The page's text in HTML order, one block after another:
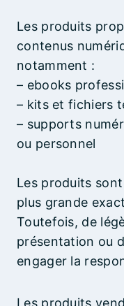
Les produits
contenus
notamment :
– ebooks
– kits et fichiers
– supports
ou personnel
Les produits
plus grande
Toutefois, de
présentation ou
engager la
Les produits